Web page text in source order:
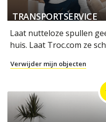
TRANSPORTSERVICE
Laat nutteloze spullen
huis. Laat Troc.com ze
Verwijder mijn objecten